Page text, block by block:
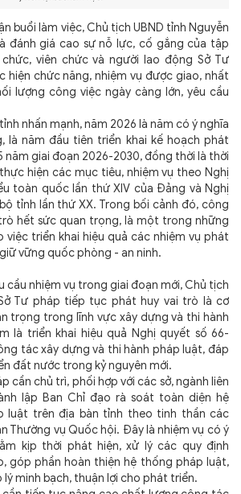
làm việc, Chủ tịch UBND tỉnh Nguyễn
đánh giá cao sự nỗ lực, cố gắng của tập
viên chức và người lao động Sở Tư
hiện chức năng, nhiệm vụ được giao, nhất
lượng công việc ngày càng lớn, yêu cầu
nhấn mạnh, năm 2026 là năm có ý nghĩa
là năm đầu tiên triển khai kế hoạch phát
năm giai đoạn 2026-2030, đồng thời là thời
hiện các mục tiêu, nhiệm vụ theo Nghị
toàn quốc lần thứ XIV của Đảng và Nghị
tỉnh lần thứ XX. Trong bối cảnh đó, công
hết sức quan trọng, là một trong những
triển khai hiệu quả các nhiệm vụ phát
vững quốc phòng - an ninh.
nhiệm vụ trong giai đoạn mới, Chủ tịch
Tư pháp tiếp tục phát huy vai trò là cơ
trọng trong lĩnh vực xây dựng và thi hành
là triển khai hiệu quả Nghị quyết số 66-
tác xây dựng và thi hành pháp luật, đáp
đất nước trong kỷ nguyên mới.
cần chủ trì, phối hợp với các sở, ngành liên
lập Ban Chỉ đạo rà soát toàn diện hệ
luật trên địa bàn tỉnh theo tinh thần các
Thường vụ Quốc hội. Đây là nhiệm vụ có ý
kịp thời phát hiện, xử lý các quy định
góp phần hoàn thiện hệ thống pháp luật,
minh bạch, thuận lợi cho phát triển.